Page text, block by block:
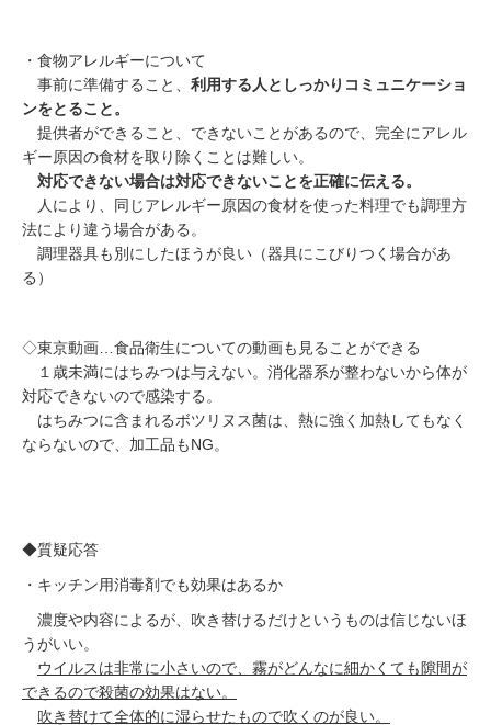
・食物アレルギーについて
事前に準備すること、 利用する人としっかりコミュニケーショ
ンをとること。
提供者ができること、できないことがあるので、完全にアレル
ギー原因の食材を取り除くことは難しい。
対応できない場合は対応できないことを正確に伝える。
人により、同じアレルギー原因の食材を使った料理でも調理方
法により違う場合がある。
調理器具も別にしたほうが良い（器具にこびりつく場合があ
る）
◇東京動画… 食品衛生についての動画も見ることができる
１歳未満にはちみつは与えない。消化器系が整わないから体が
対応できないので感染する。
はちみつに含まれるボツリヌス菌は、 熱に強く加熱してもなく
ならないので、加工品もNG。
◆質疑応答
・キッチン用消毒剤でも効果はあるか
濃度や内容によるが、吹き替けるだけというものは信じないほ
うがいい。
ウイルスは非常に小さいので、霧がどんなに細かくても隙間が
できるので殺菌の効果はない。
吹き替けて全体的に湿らせたもので吹くのが良い。